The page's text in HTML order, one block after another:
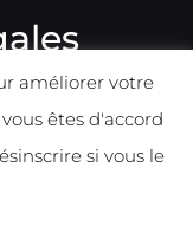
améliorer votre
êtes d'accord
si vous le